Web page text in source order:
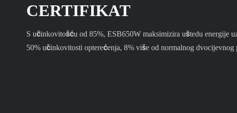
CERTIFIKAT
S učinkovitošću od 85%, ESB650W maksimizira uštedu energije
50% učinkovitosti opterećenja, 8% više od normalnog dvocijevnog